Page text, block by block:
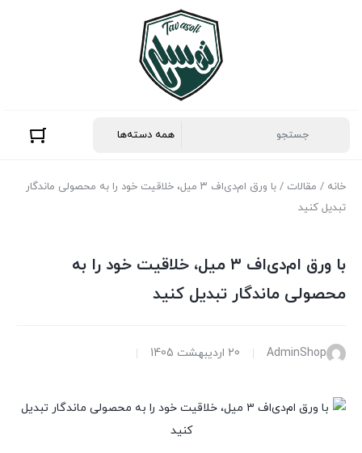
خانه / مقالات
/ با ورق ام‌دی‌اف ۳ میل، خلاقیت خود را به محصولی ماندگار
تبدیل کنید
با ورق ام‌دی‌اف ۳ میل، خلاقیت خود را به
محصولی ماندگار تبدیل کنید
AdminShop 20 اردیبهشت 1405